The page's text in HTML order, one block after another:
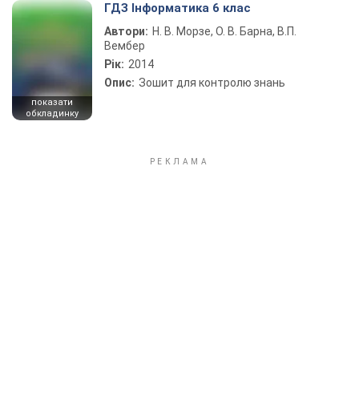
показати
обкладинку
ГДЗ Інформатика 6 клас
Автори: Н. В. Морзе, О. В. Барна, В.П.
Вембер
Рік: 2014
Опис: Зошит для контролю знань